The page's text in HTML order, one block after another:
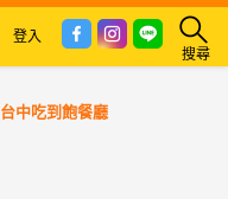
搜尋
登入
台中吃到飽餐廳